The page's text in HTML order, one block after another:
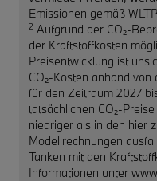
Emissionen gemäß
2 Aufgrund der CO₂-
der Kraftstoffkosten
Preisentwicklung ist
CO₂-Kosten anhand
für den Zeitraum 2027
tatsächlichen CO₂-
niedriger als in den hier
Modellrechnungen
Tanken mit den
Informationen unter